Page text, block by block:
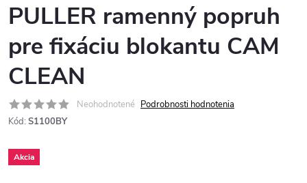
PULLER ramenný popruh
pre fixáciu blokantu CAM
CLEAN
Neohodnotené Podrobnosti hodnotenia
Kód: S1100BY
Akcia